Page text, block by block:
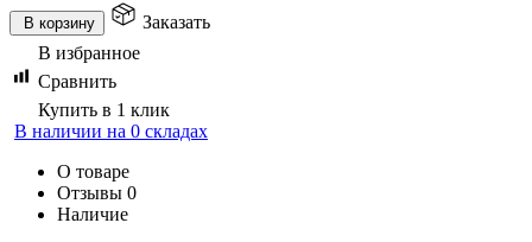
В корзину
Заказать
В избранное
Сравнить
Купить в 1 клик
В наличии на 0 складах
О товаре
Отзывы 0
Наличие